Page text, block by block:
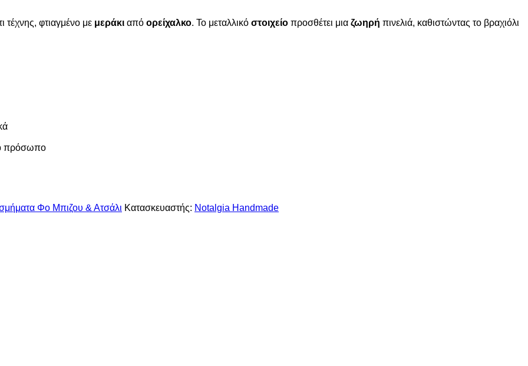
τέχνης, φτιαγμένο με μεράκι από ορείχαλκο. Το μεταλλικό στοιχείο προσθέτει μια ζωηρή πινελιά, καθιστώντας το βραχιόλι
πρόσωπο
Φο Μπιζου & Ατσάλι Κατασκευαστής: Notalgia Handmade